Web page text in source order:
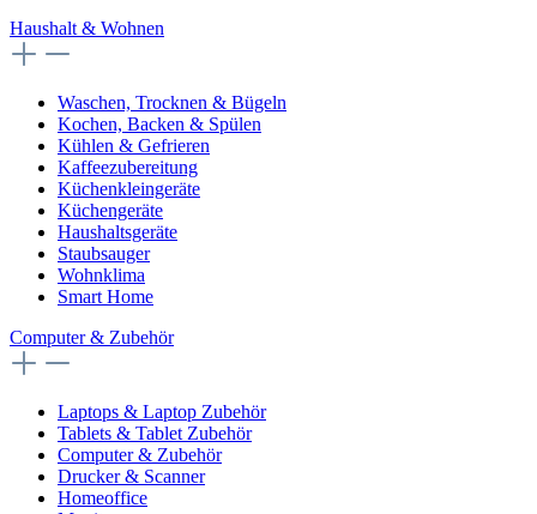
Haushalt & Wohnen
Waschen, Trocknen & Bügeln
Kochen, Backen & Spülen
Kühlen & Gefrieren
Kaffeezubereitung
Küchenkleingeräte
Küchengeräte
Haushaltsgeräte
Staubsauger
Wohnklima
Smart Home
Computer & Zubehör
Laptops & Laptop Zubehör
Tablets & Tablet Zubehör
Computer & Zubehör
Drucker & Scanner
Homeoffice